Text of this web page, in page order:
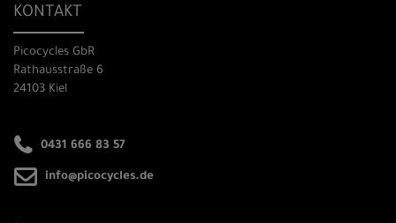
KONTAKT
Picocycles GbR
Rathausstraße 6
24103 Kiel
0431 666 83 57
info@picocycles.de